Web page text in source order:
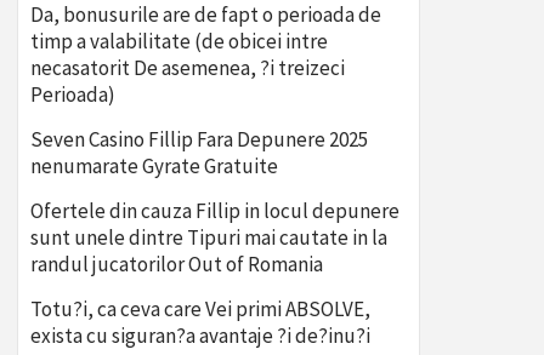
Da, bonusurile are de fapt o perioada de
timp a valabilitate (de obicei intre
necasatorit De asemenea, ?i treizeci
Perioada)
Seven Casino Fillip Fara Depunere 2025
nenumarate Gyrate Gratuite
Ofertele din cauza Fillip in locul depunere
sunt unele dintre Tipuri mai cautate in la
randul jucatorilor Out of Romania
Totu?i, ca ceva care Vei primi ABSOLVE,
exista cu siguran?a avantaje ?i de?inu?i